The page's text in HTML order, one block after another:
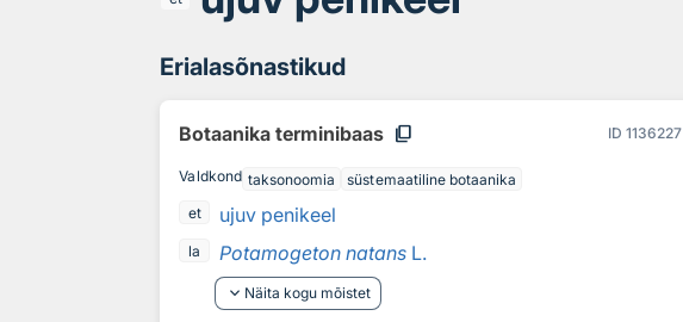
Erialasõnastikud
Botaanika terminibaas content_copy ID 1136227
Valdkond taksonoomia
süstemaatiline botaanika
et
ujuv penikeel
la Potamogeton natans L.
keyboard_arrow_down Näita kogu mõistet